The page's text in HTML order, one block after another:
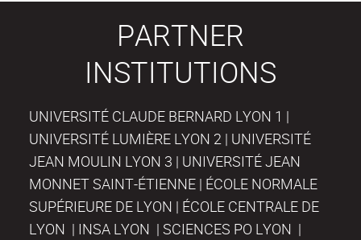
PARTNER
INSTITUTIONS
UNIVERSITÉ CLAUDE BERNARD LYON 1 |
UNIVERSITÉ LUMIÈRE LYON 2 | UNIVERSITÉ
JEAN MOULIN LYON 3 | UNIVERSITÉ JEAN
MONNET SAINT-ÉTIENNE | ÉCOLE NORMALE
SUPÉRIEURE DE LYON | ÉCOLE CENTRALE DE
LYON | INSA LYON | SCIENCES PO LYON |